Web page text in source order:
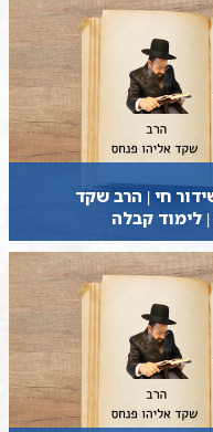
לספר הזוהר 23 | שידור חי | הרב שקד
לימוד קבלה